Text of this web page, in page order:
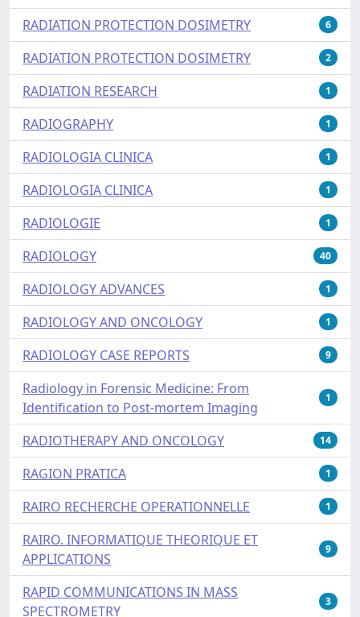
RADIATION PROTECTION DOSIMETRY 6
RADIATION PROTECTION DOSIMETRY 2
RADIATION RESEARCH 1
RADIOGRAPHY 1
RADIOLOGIA CLINICA 1
RADIOLOGIA CLINICA 1
RADIOLOGIE 1
RADIOLOGY 40
RADIOLOGY ADVANCES 1
RADIOLOGY AND ONCOLOGY 1
RADIOLOGY CASE REPORTS 9
Radiology in Forensic Medicine: From
Identification to Post-mortem Imaging
1
RADIOTHERAPY AND ONCOLOGY 14
RAGION PRATICA 1
RAIRO RECHERCHE OPERATIONNELLE 1
RAIRO. INFORMATIQUE THEORIQUE ET
APPLICATIONS
9
RAPID COMMUNICATIONS IN MASS
SPECTROMETRY
3